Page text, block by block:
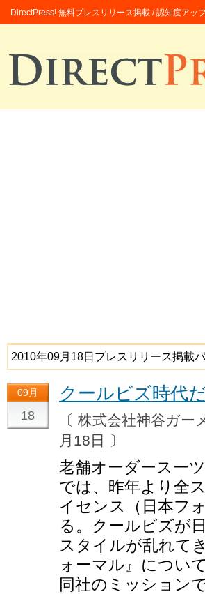
DirectPress! 無料プレスリリース掲載 / 認知度アッ
2010年09月18日プレスリリース掲載
09月
18
クールビズ時代
〔 株式会社神谷ガ
月18日 〕
老舗オーダースー
では、昨年より全
イセンス（日本フ
る。クールビズが
スタイルが乱れて
ォーマル』につい
同社のミッション